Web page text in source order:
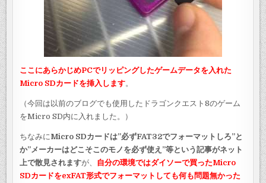
ここにあらかじめPCでリッピングしたゲームデータを入れた
Micro SDカードを挿入します。
（今回は以前のブログでも使用したドラゴンクエスト8のゲーム
をMicro SD内に入れました。）
ちなみに Micro SDカードは”必ずFAT32でフォーマット しろ”と
か”メーカーはどこそこのモノを必ず使え”等という記事がネット
上で散見されますが、 自分の環境ではダイソーで買ったMicro
SDカードをexFAT形式でフォーマットしても何も問題無かった